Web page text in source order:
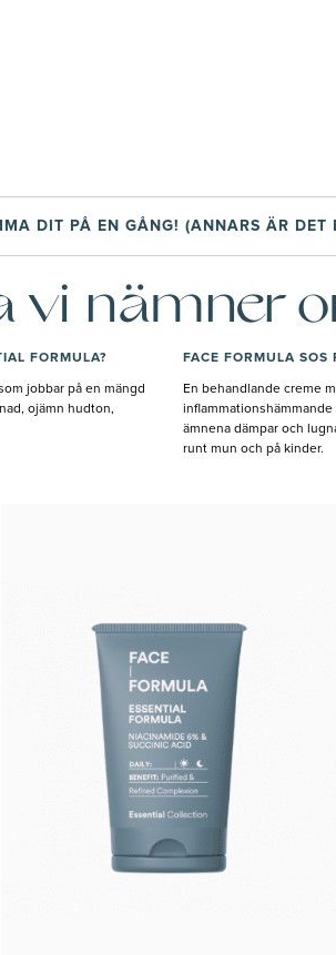
DIT PÅ EN GÅNG! (ANNARS ÄR
vi nämner
FORMULA?
jobbar på en mängd
ojämn hudton,
FACE FORMULA SOS
En behandlande creme
ämnena dämpar och
runt mun och på kinder.